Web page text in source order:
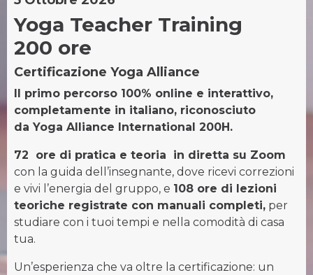
Yoga Teacher Training
200 ore
Certificazione Yoga Alliance
Il primo percorso 100% online e interattivo,
completamente in italiano, riconosciuto
da Yoga Alliance International 200H.
72 ore di pratica e teoria in diretta su Zoom
con la guida dell’insegnante, dove ricevi correzioni
e vivi l’energia del gruppo, e 108 ore di lezioni
teoriche registrate con manuali completi, per
studiare con i tuoi tempi e nella comodità di casa
tua.
Un’esperienza che va oltre la certificazione: un